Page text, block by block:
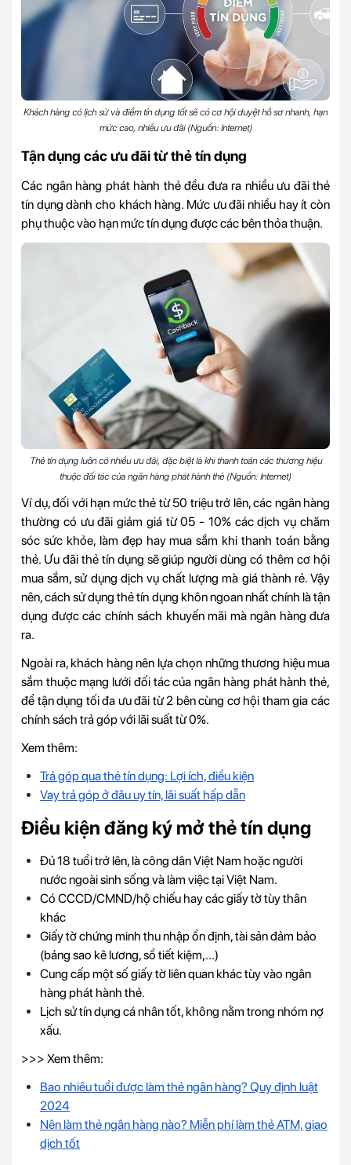
Khách hàng có lịch sử và điểm tín dụng tốt sẽ có cơ hội duyệt hồ sơ nhanh, hạn
mức cao, nhiều ưu đãi (Nguồn: Internet)
Tận dụng các ưu đãi từ thẻ tín dụng
Các ngân hàng phát hành thẻ đều đưa ra nhiều ưu đãi thẻ
tín dụng dành cho khách hàng. Mức ưu đãi nhiều hay ít còn
phụ thuộc vào hạn mức tín dụng được các bên thỏa thuận.
Thẻ tín dụng luôn có nhiều ưu đãi, đặc biệt là khi thanh toán các thương hiệu
thuộc đối tác của ngân hàng phát hành thẻ (Nguồn: Internet)
Ví dụ, đối với hạn mức thẻ từ 50 triệu trở lên, các ngân hàng
thường có ưu đãi giảm giá từ 05 - 10% các dịch vụ chăm
sóc sức khỏe, làm đẹp hay mua sắm khi thanh toán bằng
thẻ. Ưu đãi thẻ tín dụng sẽ giúp người dùng có thêm cơ hội
mua sắm, sử dụng dịch vụ chất lượng mà giá thành rẻ. Vậy
nên, cách sử dụng thẻ tín dụng khôn ngoan nhất chính là tận
dụng được các chính sách khuyến mãi mà ngân hàng đưa
ra.
Ngoài ra, khách hàng nên lựa chọn những thương hiệu mua
sắm thuộc mạng lưới đối tác của ngân hàng phát hành thẻ,
để tận dụng tối đa ưu đãi từ 2 bên cùng cơ hội tham gia các
chính sách trả góp với lãi suất từ 0%.
Xem thêm:
Trả góp qua thẻ tín dụng: Lợi ích, điều kiện
Vay trả góp ở đâu uy tín, lãi suất hấp dẫn
Điều kiện đăng ký mở thẻ tín dụng
Đủ 18 tuổi trở lên, là công dân Việt Nam hoặc người
nước ngoài sinh sống và làm việc tại Việt Nam.
Có CCCD/CMND/hộ chiếu hay các giấy tờ tùy thân
khác
Giấy tờ chứng minh thu nhập ổn định, tài sản đảm bảo
(bảng sao kê lương, sổ tiết kiệm,...)
Cung cấp một số giấy tờ liên quan khác tùy vào ngân
hàng phát hành thẻ.
Lịch sử tín dụng cá nhân tốt, không nằm trong nhóm nợ
xấu.
>>> Xem thêm:
Bao nhiêu tuổi được làm thẻ ngân hàng? Quy định luật
2024
Nên làm thẻ ngân hàng nào? Miễn phí làm thẻ ATM, giao
dịch tốt